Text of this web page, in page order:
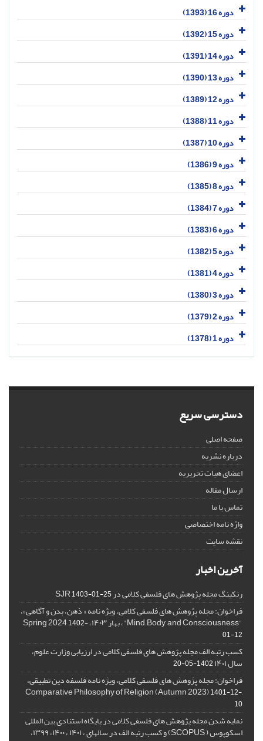
دوره 16 (1393)
دوره 15 (1392)
دوره 14 (1391)
دوره 13 (1390)
دوره 12 (1389)
دوره 11 (1388)
دوره 10 (1387)
دوره 9 (1386)
دوره 8 (1385)
دوره 7 (1384)
دوره 6 (1383)
دوره 5 (1382)
دوره 4 (1381)
دوره 3 (1380)
دوره 2 (1379)
دوره 1 (1378)
دسترسی سریع
صفحه اصلی
درباره نشریه
اعضای هیات تحریریه
ارسال مقاله
تماس با ما
واژه نامه اختصاصی
نقشه سایت
آخرین اخبار
رنکینگ مجله پژوهش های فلسفی کلامی در SJR1403-01-25
فراخوان: مجله پژوهش های فلسفی کلامی، ویژه نامه « ذهن، بدن و آگاهی»،
"Mind, Body, and Consciousness"، بهار ۱۴۰۳، Spring 2024
1402-
01-12
کسب رتبه الف مجله پژوهش های فلسفی کلامی در ارزیابی وزارت علوم،
سال ۱۴۰۱ 1402-05-20
فراخوان: مجله پژوهش های فلسفی کلامی، ویژه نامه فلسفه دین تطبیقی،
,Comparative Philosophy of Religion (Autumn 2023)
1401-12-
10
نمایه شدن مجله پژوهش های فلسفی کلامی در پایگاه استنادی بین المللی
اسکوپوس ( SCOPUS) و کسب رتبه الف در سالهای ، ۱۴۰۱ ، ۱۴۰۰، ۱۳۹۹،